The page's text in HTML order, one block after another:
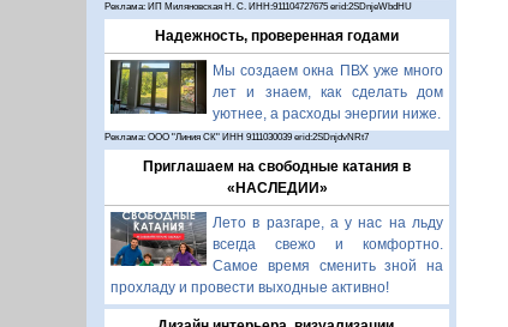
Реклама: ИП Миляновская Н. С. ИНН:911104727675 erid:2SDnjeWbdHU
Надежность, проверенная годами
Мы создаем окна ПВХ уже много
лет и знаем, как сделать дом
уютнее, а расходы энергии ниже.
Реклама: ООО "Линия СК" ИНН 9111030039 erid:2SDnjdvNRt7
Приглашаем на свободные катания в
«НАСЛЕДИИ»
Лето в разгаре, а у нас на льду
всегда свежо и комфортно.
Самое время сменить зной на
прохладу и провести выходные активно!